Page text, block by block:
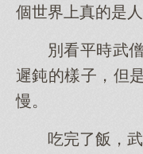
個世界上真的是
別看平時武
遲鈍的樣子，但
慢。
吃完了飯，